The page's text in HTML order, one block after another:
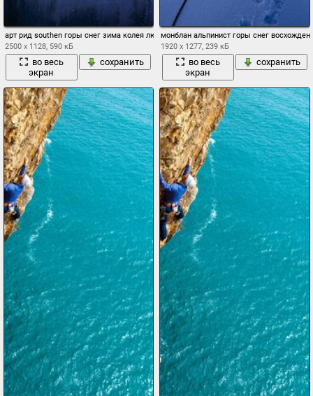
арт рид southen горы снег зима колея люди альпинисты
2500 x 1128, 590 кБ
во весь
экран
сохранить
монблан альпинист горы снег
1920 x 1277, 239 кБ
во весь
экран
сохранить